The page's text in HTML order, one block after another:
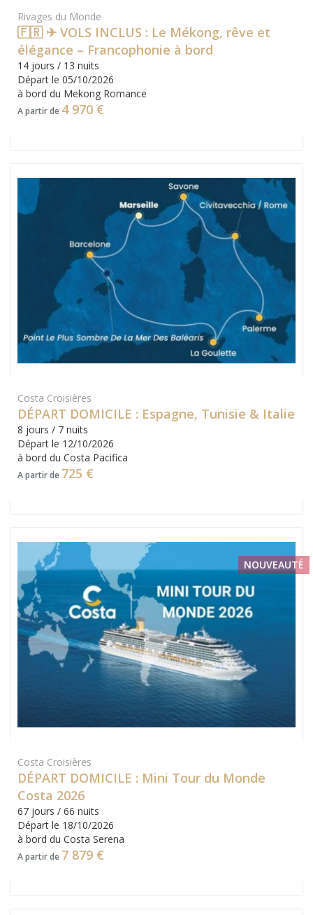
Rivages du Monde
🇫🇷 ✈ VOLS INCLUS : Le Mékong, rêve et
élégance – Francophonie à bord
14 jours / 13 nuits
Départ le 05/10/2026
à bord du Mekong Romance
A partir de 4 970 €
Costa Croisières
DÉPART DOMICILE : Espagne, Tunisie & Italie
8 jours / 7 nuits
Départ le 12/10/2026
à bord du Costa Pacifica
A partir de 725 €
NOUVEAUTÉ
Costa Croisières
DÉPART DOMICILE : Mini Tour du Monde
Costa 2026
67 jours / 66 nuits
Départ le 18/10/2026
à bord du Costa Serena
A partir de 7 879 €